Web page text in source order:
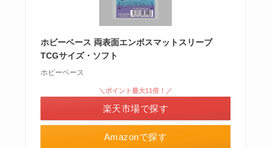
ホビーベース 両表面エンボスマットスリーブ
TCGサイズ・ソフト
ホビーベース
Amazonで探す
＼ポイント最大11倍！／
楽天市場で探す